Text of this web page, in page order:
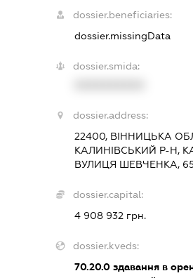
dossier.beneficiaries:
dossier.missingData
dossier.smida:
dossier.address:
22400, ВІННИЦЬКА
КАЛИНІВСЬКИЙ Р-Н,
ВУЛИЦЯ ШЕВЧЕНКА,
dossier.capital:
4 908 932 грн.
dossier.kveds:
70.20.0 здавання в